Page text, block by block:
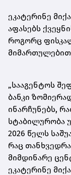
ეკატერინე
აფასებს
როგორც
„სააგენტოს
ბანკი
ინარჩუნებს,
სტაბილურობა
2026 წელს
რაც
მიმდინარე
ეკატერინე